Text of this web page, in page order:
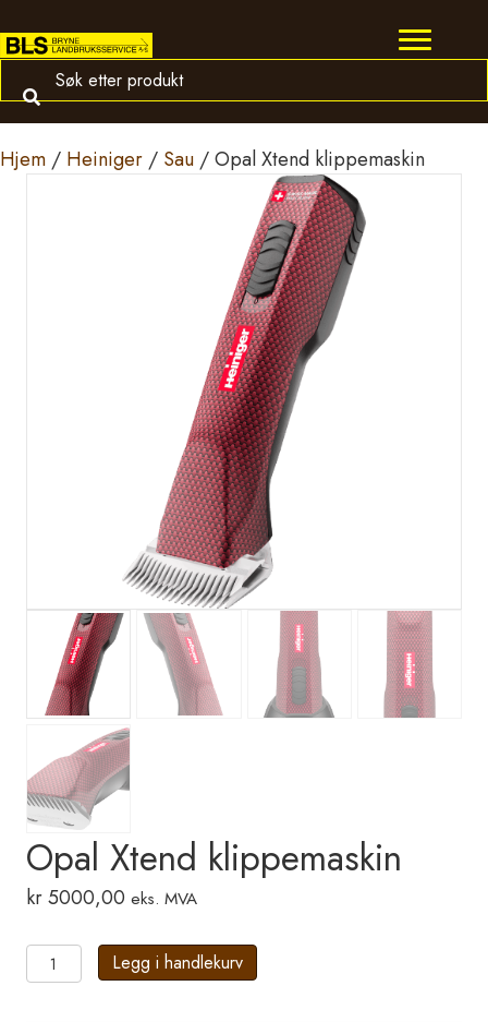
Hjem / Heiniger / Sau / Opal Xtend klippemaskin
Opal Xtend klippemaskin
kr5000,00 eks. MVA
Opal
Xtend
Legg i handlekurv